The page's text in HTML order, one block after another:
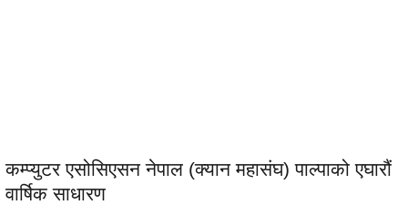
कम्प्युटर एसोसिएसन नेपाल (क्यान महासंघ) पाल्पाको एघारौं
वार्षिक साधारण